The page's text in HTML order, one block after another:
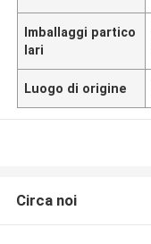
Imballaggi partico
lari
Luogo di origine
Circa noi